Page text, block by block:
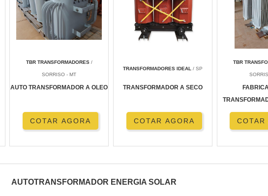
TBR TRANSFORMADORES/
SORRISO - MT
AUTO TRANSFORMADOR A OLEO
COTAR AGORA
TRANSFORMADORES IDEAL / SP
TRANSFORMADOR A SECO
COTAR AGORA
TBR
COTAR
AUTOTRANSFORMADOR ENERGIA SOLAR